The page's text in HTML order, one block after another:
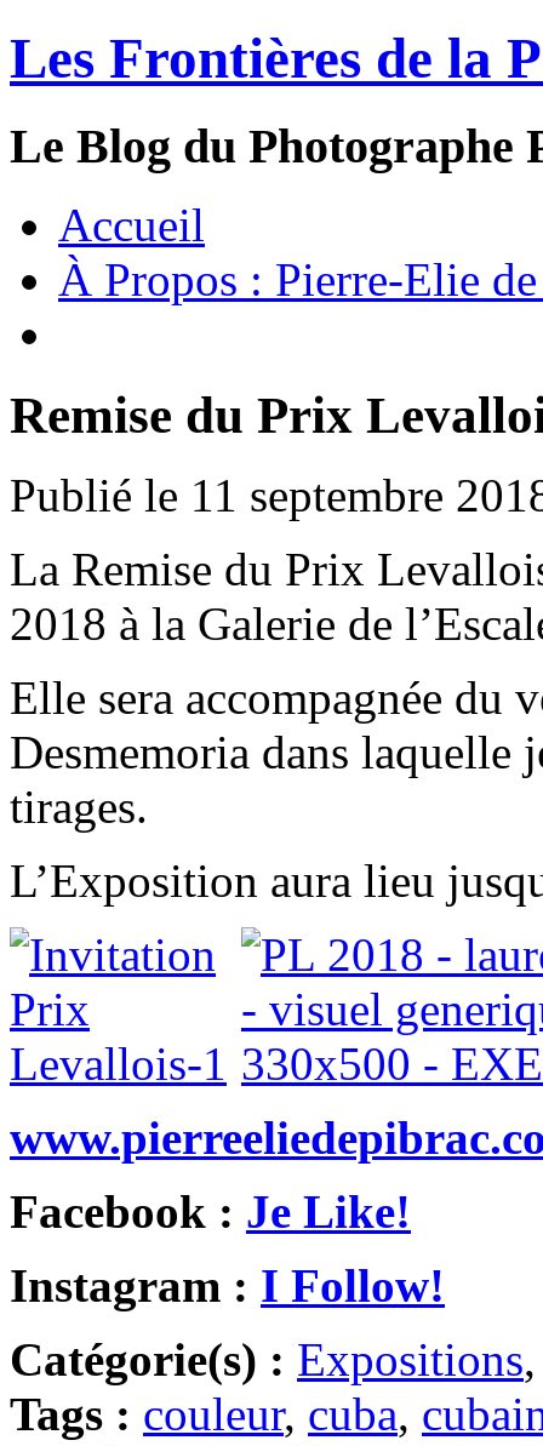
Les Frontières de la
Le Blog du Photographe
Accueil
À Propos : Pierre-Elie
Remise du Prix
Publié le 11 septembre
La Remise du Prix
2018 à la Galerie de
Elle sera accompagnée du
Desmemoria dans laquelle
tirages.
L’Exposition aura lieu
Facebook : Je Like!
Instagram : I Follow!
Catégorie(s) : Expositions
Tags : couleur, cuba,